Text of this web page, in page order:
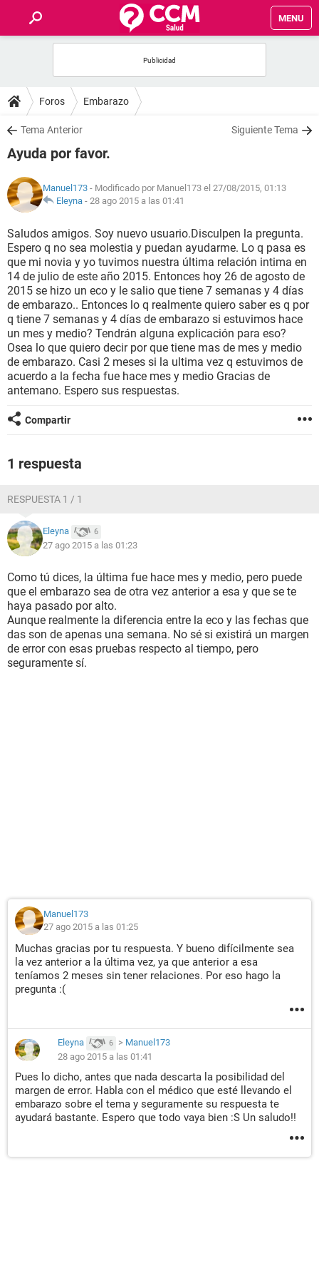
MENU
FOROS
SALUD
FAMILIA
NUTRICIÓN
BIENESTAR
SEXUALIDAD
GLOSARIO
Foros Embarazo
Tema Anterior Siguiente Tema
Ayuda por favor.
Manuel173 - Modificado por Manuel173 el 27/08/2015, 01:13
Eleyna - 28 ago 2015 a las 01:41
Saludos amigos. Soy nuevo usuario.Disculpen la pregunta.
Espero q no sea molestia y puedan ayudarme. Lo q pasa es
que mi novia y yo tuvimos nuestra última relación intima en
14 de julio de este año 2015. Entonces hoy 26 de agosto de
2015 se hizo un eco y le salio que tiene 7 semanas y 4 días
de embarazo.. Entonces lo q realmente quiero saber es q por
q tiene 7 semanas y 4 días de embarazo si estuvimos hace
un mes y medio? Tendrán alguna explicación para eso?
Osea lo que quiero decir por que tiene mas de mes y medio
de embarazo. Casi 2 meses si la ultima vez q estuvimos de
acuerdo a la fecha fue hace mes y medio Gracias de
antemano. Espero sus respuestas.
Compartir
1 respuesta
RESPUESTA 1 / 1
Eleyna 6
27 ago 2015 a las 01:23
Como tú dices, la última fue hace mes y medio, pero puede
que el embarazo sea de otra vez anterior a esa y que se te
haya pasado por alto.
Aunque realmente la diferencia entre la eco y las fechas que
das son de apenas una semana. No sé si existirá un margen
de error con esas pruebas respecto al tiempo, pero
seguramente sí.
Manuel173
27 ago 2015 a las 01:25
Muchas gracias por tu respuesta. Y bueno difícilmente sea
la vez anterior a la última vez, ya que anterior a esa
teníamos 2 meses sin tener relaciones. Por eso hago la
pregunta :(
Eleyna 6 > Manuel173
28 ago 2015 a las 01:41
Pues lo dicho, antes que nada descarta la posibilidad del
margen de error. Habla con el médico que esté llevando el
embarazo sobre el tema y seguramente su respuesta te
ayudará bastante. Espero que todo vaya bien :S Un saludo!!